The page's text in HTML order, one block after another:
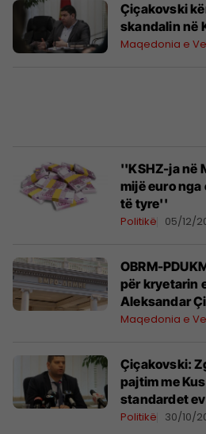
Çiçakovski
skandalin në
Maqedonia e
''KSHZ-ja në
mijë euro
të tyre''
Politikë 05/12/
OBRM-
për kryetarin
Aleksandar
Maqedonia e
Çiçakovski:
pajtim me
standardet
Politikë 30/10/